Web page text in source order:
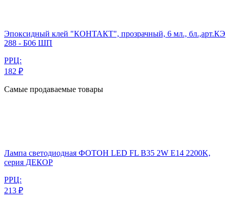
Эпоксидный клей "КОНТАКТ", прозрачный, 6 мл., бл.,арт.КЭ
288 - Б06 ШП
РРЦ:
182 ₽
Самые продаваемые товары
Лампа светодиодная ФОТОН LED FL B35 2W E14 2200K,
серия ДЕКОР
РРЦ:
213 ₽